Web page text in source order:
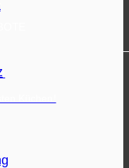
Küchen!